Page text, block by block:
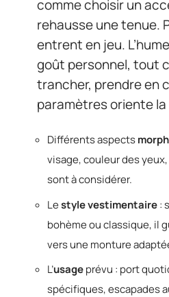
comme choisir un
rehausse une tenue.
entrent en jeu.
goût personnel, tout
trancher, prendre en
paramètres oriente la
Différents aspects
visage, couleur des
sont à considérer.
Lestyle vestimentaire:
bohème ou classique, il
vers une monture
L’usageprévu : port
spécifiques, escapades